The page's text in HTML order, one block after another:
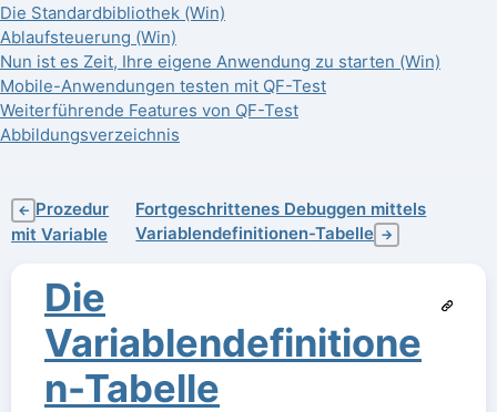
Die Standardbibliothek (Win)
Ablaufsteuerung (Win)
Nun ist es Zeit, Ihre eigene Anwendung zu starten (Win)
Mobile-Anwendungen testen mit QF-Test
Weiterführende Features von QF-Test
Abbildungsverzeichnis
← Prozedur
mit Variable
Fortgeschrittenes Debuggen mittels
Variablendefinitionen-Tabelle →
Die
Variablendefinitione
n-Tabelle